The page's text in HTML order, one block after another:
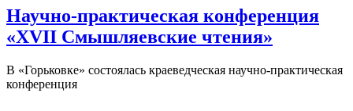
Научно-практическая конференция
«XVII Смышляевские чтения»
В «Горьковке» состоялась краеведческая научно-практическая
конференция